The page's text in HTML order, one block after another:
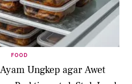
FOOD
Ungkep agar Awet